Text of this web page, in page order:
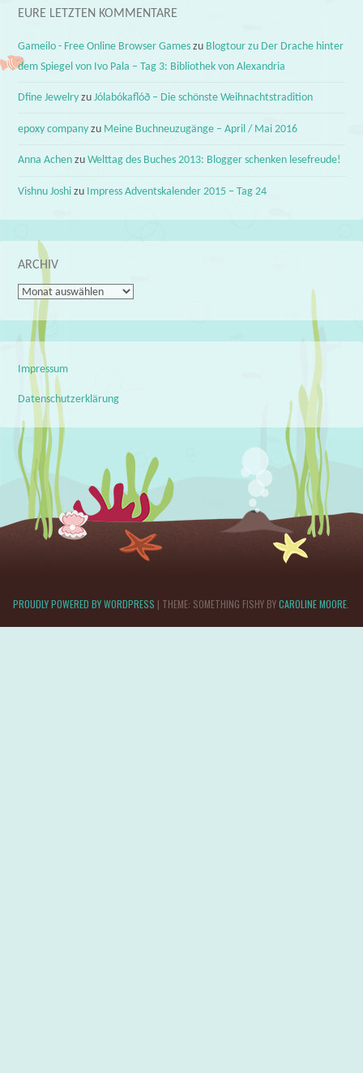
EURE LETZTEN KOMMENTARE
Gameilo - Free Online Browser Games zu Blogtour zu Der Drache hinter
dem Spiegel von Ivo Pala – Tag 3: Bibliothek von Alexandria
Dfine Jewelry zuJólabókaflóð – Die schönste Weihnachtstradition
epoxy company zu Meine Buchneuzugänge – April / Mai 2016
Anna Achen zuWelttag des Buches 2013: Blogger schenken lesefreude!
Vishnu Joshi zu Impress Adventskalender 2015 – Tag 24
ARCHIV
Archiv
Impressum
Datenschutzerklärung
PROUDLY POWERED BY WORDPRESS | THEME: SOMETHING FISHY BYCAROLINE MOORE